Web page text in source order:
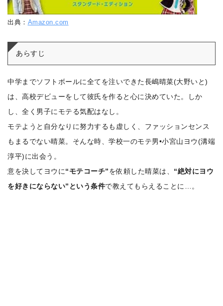
出典： Amazon.com
あらすじ
中学までソフトボールに全てを注いできた長嶋晴菜(大野いと)
は、高校デビューをして彼氏を作ると心に決めていた。
しか
し、全く男子にモテる気配はなし。
モテようと自分なりに努力するも虚しく、ファッションセンス
もまるでない晴菜。 そんな時、学校一のモテ男•小宮山ヨウ(溝端
淳平)に出会う。
意を決してヨウに“モテコーチ”を依頼した晴菜は、 “絶対にヨウ
を好きにならない”という条件で教えてもらえることに…。